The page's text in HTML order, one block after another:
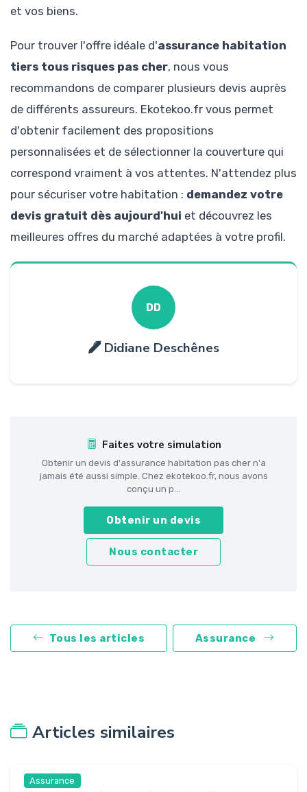
et vos biens.
Pour trouver l'offre idéale d'assurance habitation
tiers tous risques pas cher, nous vous
recommandons de comparer plusieurs devis auprès
de différents assureurs. Ekotekoo.fr vous permet
d'obtenir facilement des propositions
personnalisées et de sélectionner la couverture qui
correspond vraiment à vos attentes. N'attendez plus
pour sécuriser votre habitation : demandez votre
devis gratuit dès aujourd'hui et découvrez les
meilleures offres du marché adaptées à votre profil.
DD
Didiane Deschênes
Faites votre simulation
Obtenir un devis d'assurance habitation pas cher n'a
jamais été aussi simple. Chez ekotekoo.fr, nous avons
conçu un p...
Obtenir un devis
Nous contacter
Tous les articles Assurance
Articles similaires
Assurance